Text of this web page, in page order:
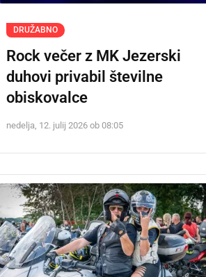
DRUŽABNO
Rock večer z MK Jezerski
duhovi privabil številne
obiskovalce
nedelja, 12. julij 2026 ob 08:05